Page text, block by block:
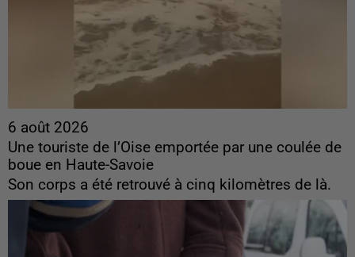
6 août 2026
Une touriste de l’Oise emportée par une coulée de
boue en Haute-Savoie
Son corps a été retrouvé à cinq kilomètres de là.